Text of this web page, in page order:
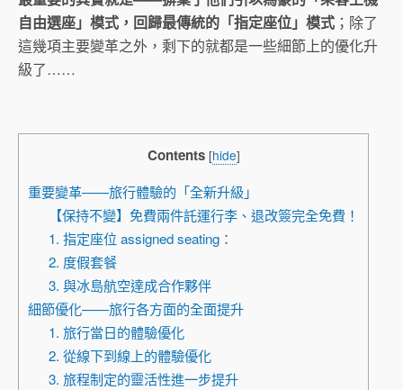
自由選座」模式，回歸最傳統的「指定座位」模式 ；除了
這幾項主要變革之外，剩下的就都是一些細節上的優化升
級了……
Contents [hide]
重要變革——旅行體驗的「全新升級」
【保持不變】免費兩件託運行李、退改簽完全免費！
1. 指定座位 assigned seating：
2. 度假套餐
3. 與冰島航空達成合作夥伴
細節優化——旅行各方面的全面提升
1. 旅行當日的體驗優化
2. 從線下到線上的體驗優化
3. 旅程制定的靈活性進一步提升